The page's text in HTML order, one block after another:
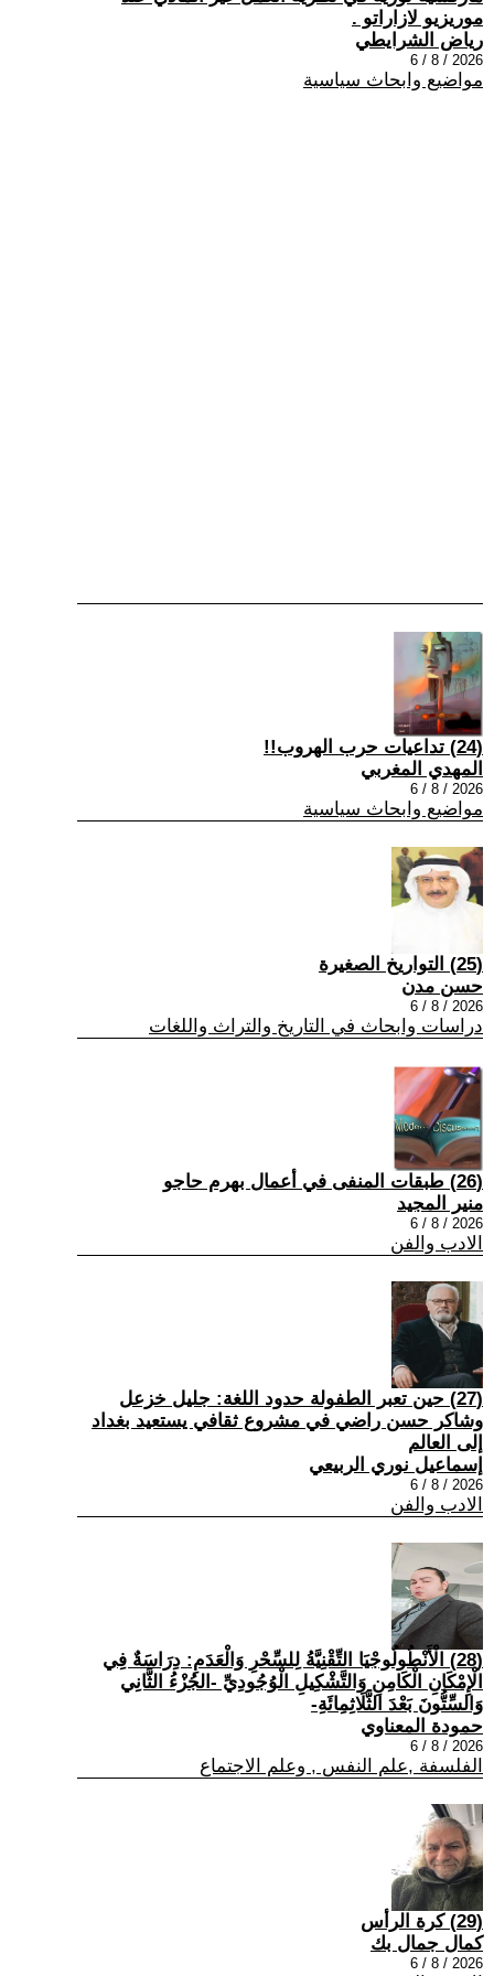
موريزيو لازاراتو .
رياض الشرايطي
2026 / 8 / 6
مواضيع وابحاث سياسية
(24) تداعيات حرب الهروب!!
المهدي المغربي
2026 / 8 / 6
مواضيع وابحاث سياسية
(25) التواريخ الصغيرة
حسن مدن
2026 / 8 / 6
دراسات وابحاث في التاريخ والتراث واللغات
(26) طبقات المنفى في أعمال بهرم حاجو
منير المجيد
2026 / 8 / 6
الادب والفن
(27) حين تعبر الطفولة حدود اللغة: جليل خزعل
وشاكر حسن راضي في مشروع ثقافي يستعيد بغداد
إلى العالم
إسماعيل نوري الربيعي
2026 / 8 / 6
الادب والفن
(28) الْأَنْطُولُوجْيَا التِّقْنِيَّةُ لِلسِّحْرِ وَالْعَدَمِ: دِرَاسَةٌ فِي
الْإِمْكَانِ الْكَامِنِ وَالتَّشْكِيلِ الْوُجُودِيِّ -الجُزْءُ الثَّانِي
وَالسِّتُّونَ بَعْدَ الثَّلَاثِمِائَةِ-
حمودة المعناوي
2026 / 8 / 6
الفلسفة ,علم النفس , وعلم الاجتماع
(29) كرة الرأس
كمال جمال بك
2026 / 8 / 6